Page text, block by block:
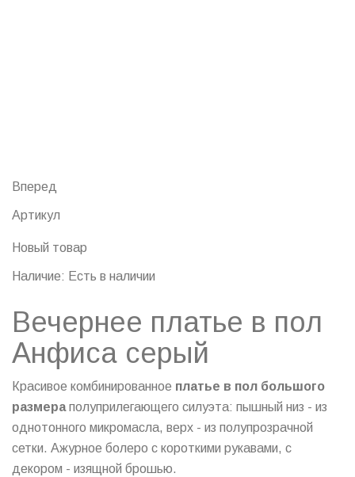
Вперед
Артикул
Новый товар
Наличие: Есть в наличии
Вечернее платье в пол
Анфиса серый
Красивое комбинированное платье в пол большого
размераполуприлегающего силуэта: пышный низ - из
однотонного микромасла, верх - из полупрозрачной
сетки. Ажурное болеро с короткими рукавами, с
декором - изящной брошью.